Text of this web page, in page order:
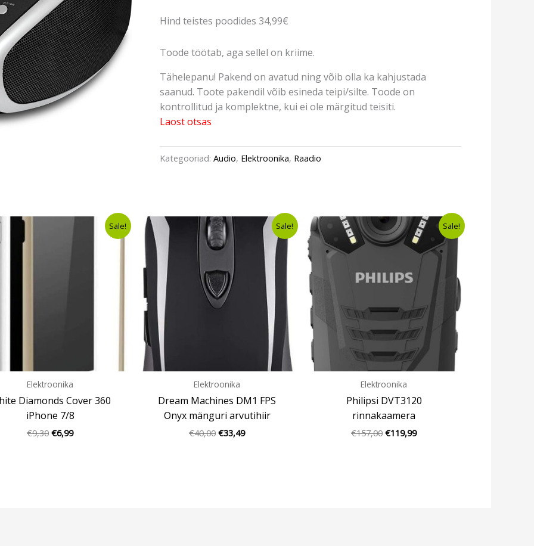
Hind teistes poodides 34,99€
Toode töötab, aga sellel on kriime.
Tähelepanu! Pakend on avatud ning võib olla ka kahjustada
saanud. Toote pakendil võib esineda teipi/silte. Toode on
kontrollitud ja komplektne, kui ei ole märgitud teisiti.
Laost otsas
Kategooriad: Audio, Elektroonika, Raadio
Sale!
Elektroonika
Diamonds Cover 360
iPhone 7/8
€9,30 €6,99
Sale!
Elektroonika
Dream Machines DM1 FPS
Onyx mänguri arvutihiir
€40,00
Algne
hind
oli:
€40,00.
€33,49
Current
price
€33,49.
Sale!
Elektroonika
Philipsi DVT3120
rinnakaamera
€157,00
Algne
hind
oli:
€157,00.
€119,99
Current
price
is:
€119,99.